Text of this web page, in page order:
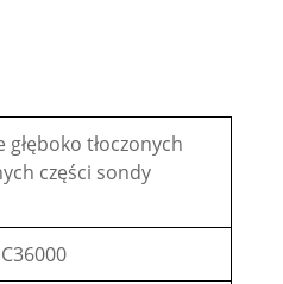
głęboko tłoczonych
części sondy